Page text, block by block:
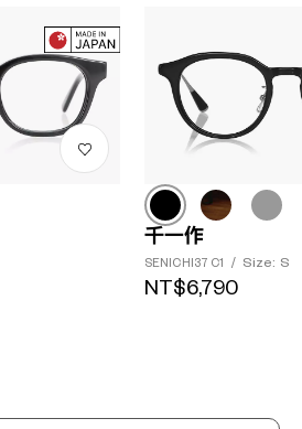
千一作
SENICHI37 C1 / Size: S
NT$6,790